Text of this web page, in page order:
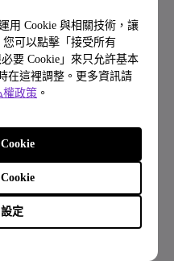
用 Cookie 與相關技術，讓
可以點擊「接受所有
要 Cookie」來只允許基本
在這裡調整。更多資訊請
權政策 。
定